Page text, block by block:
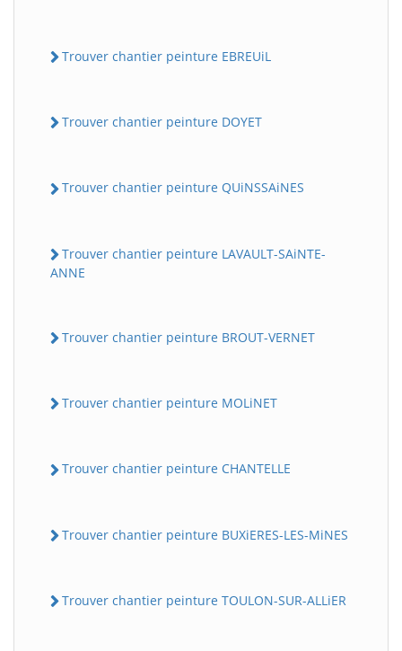
Trouver chantier peinture EBREUiL
Trouver chantier peinture DOYET
Trouver chantier peinture QUiNSSAiNES
Trouver chantier peinture LAVAULT-SAiNTE-
ANNE
Trouver chantier peinture BROUT-VERNET
Trouver chantier peinture MOLiNET
Trouver chantier peinture CHANTELLE
Trouver chantier peinture BUXiERES-LES-MiNES
Trouver chantier peinture TOULON-SUR-ALLiER